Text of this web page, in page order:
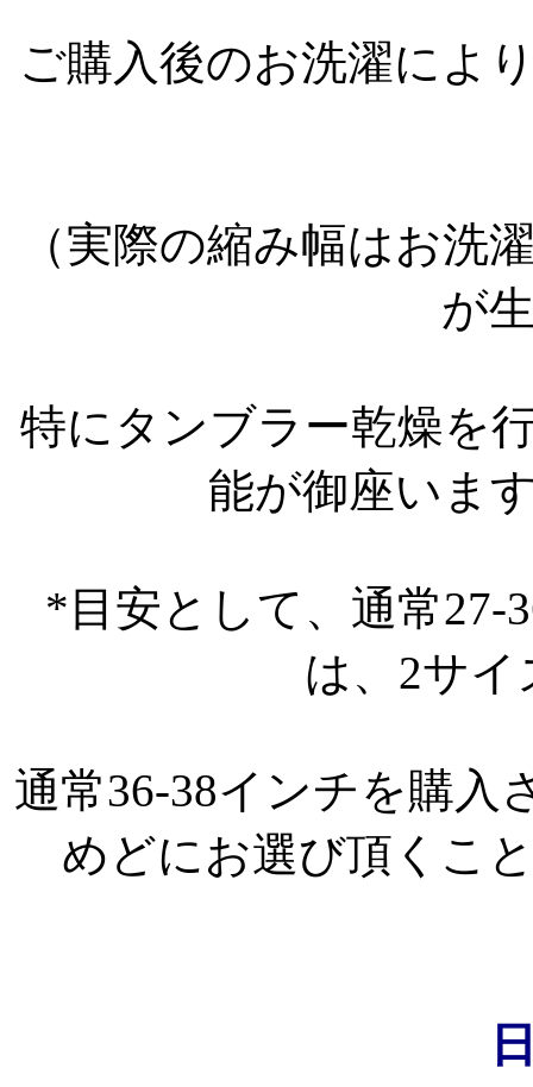
ご購入後のお洗濯によ
（実際の縮み幅はお洗
が
特にタンブラー乾燥を
能が御座いま
*目安として、通常27-
は、2サイ
通常36-38インチを購入
めどにお選び頂くこ